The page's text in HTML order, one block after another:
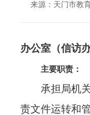
来源：天门市教
办公室（信访
主要职责：
承担局机
责文件运转和